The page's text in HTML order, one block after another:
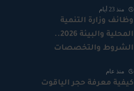
منذ 23 أيام
وظائف وزارة التنمية
المحلية والبيئة 2026..
الشروط والتخصصات
الرسمي
منذ عام
كيفية معرفة حجر الياقوت